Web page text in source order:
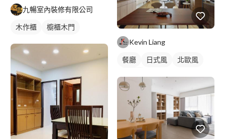
九暢室內裝修有限公司
木作櫃 櫥櫃木門
Kevin Liang
餐廳 日式風
北歐風